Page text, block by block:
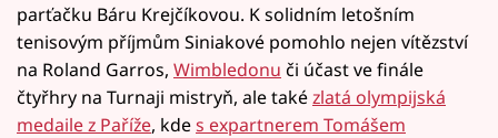
parťačku Báru Krejčíkovou. K solidním letošním
tenisovým příjmům Siniakové pomohlo nejen vítězství
na Roland Garros, Wimbledonu či účast ve finále
čtyřhry na Turnaji mistryň, ale takézlatá olympijská
medaile z Paříže, kdes expartnerem Tomášem